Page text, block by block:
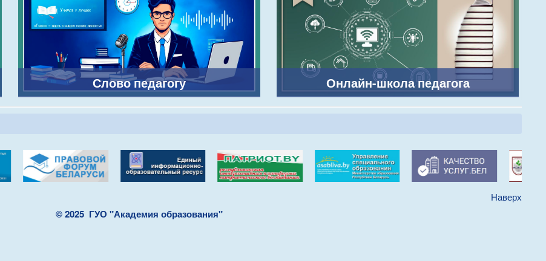
Слово педагогу Онлайн-школа педагога
Наверх
© 2025 ГУО "Академия образования"